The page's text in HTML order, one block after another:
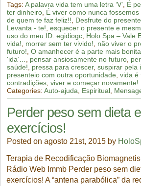
Tags: A palavra vida tem uma letra ‘V’, É
ter dinheiro, É viver como nunca fossemos
de quem te faz feliz!!, Desfrute do presente
Levanta - te!, esquecer o presente e
uso do meu ID: egidiogc, Holo Spa – Vale
vida!, morrer sem ter vivido!, não viver o
futuro!, O amanhecer é a parte mais
'ida’…, pensar ansiosamente no futuro,
saúde!, pressa para crescer, suspirar pela
presenteio com outra oportunidade, vida é
contradições, viver e começar novamente!
Categories: Auto-ajuda, Espiritual,
Perder peso sem dieta
exercícios!
Posted on agosto 21st, 2015 by
Terapia de Recodificação
Rádio Web Immb Perder peso sem
exercícios! A “antena parabólica” da